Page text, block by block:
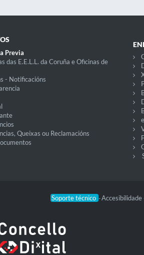
Previa
das E.E.L.L. da Coruña e Oficinas de
- Notificacións
Queixas ou Reclamacións
Soporte técnico -Accesibilidade